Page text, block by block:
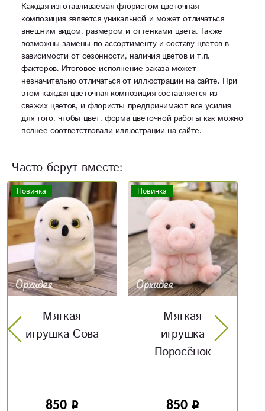
Каждая изготавливаемая флористом цветочная
композиция является уникальной и может отличаться
внешним видом, размером и оттенками цвета. Также
возможны замены по ассортименту и составу цветов в
зависимости от сезонности, наличия цветов и т.п.
факторов. Итоговое исполнение заказа может
незначительно отличаться от иллюстрации на сайте. При
этом каждая цветочная композиция составляется из
свежих цветов, и флористы предпринимают все усилия
для того, чтобы цвет, форма цветочной работы как можно
полнее соответствовали иллюстрации на сайте.
Часто берут вместе:
Новинка
Мягкая
игрушка
850
Новинка
Мягкая
игрушка
Единорожка
850